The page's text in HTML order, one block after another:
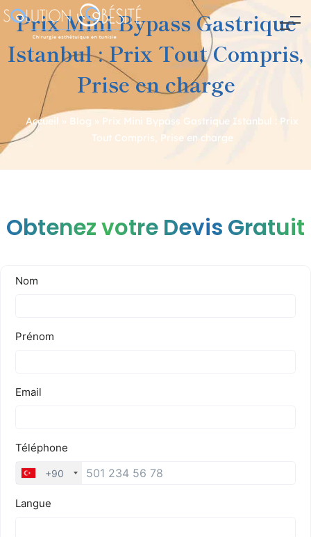
Prix Mini Bypass Gastrique
Istanbul : Prix Tout Compris,
Prise en charge
Accueil » Blog » Prix Mini Bypass Gastrique Istanbul : Prix
Tout Compris, Prise en charge
Navigation
l’article
Obtenez votre Devis Gratuit